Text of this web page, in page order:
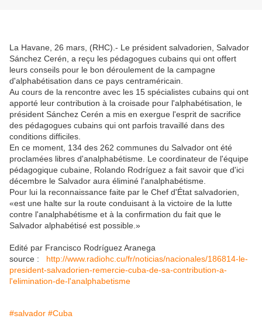
La Havane, 26 mars, (RHC).- Le président salvadorien, Salvador
Sánchez Cerén, a reçu les pédagogues cubains qui ont offert
leurs conseils pour le bon déroulement de la campagne
d'alphabétisation dans ce pays centraméricain.
Au cours de la rencontre avec les 15 spécialistes cubains qui ont
apporté leur contribution à la croisade pour l'alphabétisation, le
président Sánchez Cerén a mis en exergue l'esprit de sacrifice
des pédagogues cubains qui ont parfois travaillé dans des
conditions difficiles.
En ce moment, 134 des 262 communes du Salvador ont été
proclamées libres d'analphabétisme. Le coordinateur de l'équipe
pédagogique cubaine, Rolando Rodríguez a fait savoir que d'ici
décembre le Salvador aura éliminé l'analphabétisme.
Pour lui la reconnaissance faite par le Chef d'État salvadorien,
«est une halte sur la route conduisant à la victoire de la lutte
contre l'analphabétisme et à la confirmation du fait que le
Salvador alphabétisé est possible.»
Edité par Francisco Rodríguez Aranega
source : http://www.radiohc.cu/fr/noticias/nacionales/186814-le-
president-salvadorien-remercie-cuba-de-sa-contribution-a-
l'elimination-de-l'analphabetisme
#salvador #Cuba